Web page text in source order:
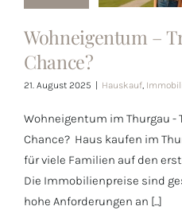
–
Wohneigentum –
Chance?
21. August 2025 Hauskauf,
Wohneigentum im Thurgau -
Chance? Haus kaufen im
für viele Familien auf den
Die Immobilienpreise sind
hohe Anforderungen an [...]